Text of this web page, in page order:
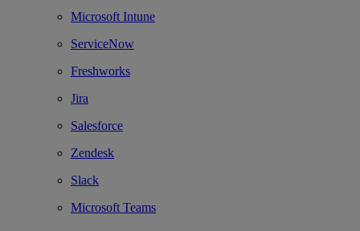
Microsoft Intune
ServiceNow
Freshworks
Jira
Salesforce
Zendesk
Slack
Microsoft Teams